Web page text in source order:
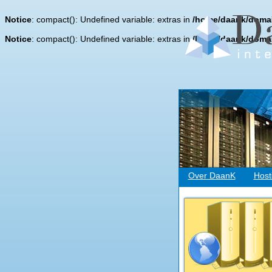
Notice: compact(): Undefined variable: extras in /home/daank/
Notice: compact(): Undefined variable: extras in/home/daank/
Over DaanK